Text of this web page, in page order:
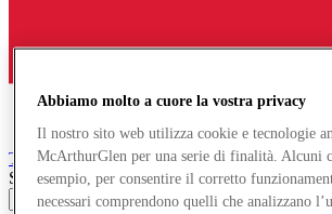
TroyesDesigner Outlet
Search input
Abbiamo molto a cuore la vostra privacy
Il nostro sito web utilizza cookie e tecnologie
McArthurGlen per una serie di finalità. Alcuni
esempio, per consentire il corretto
necessari comprendono quelli che analizzano